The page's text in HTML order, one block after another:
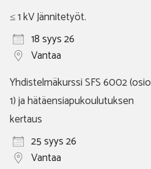
≤ 1 kV Jännitetyöt.
18 syys 26
Vantaa
Yhdistelmäkurssi SFS 6002 (osio
1) ja hätäensiapukoulutuksen
kertaus
25 syys 26
Vantaa